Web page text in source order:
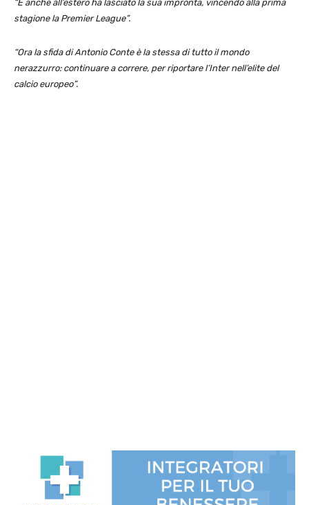
“E anche all’estero ha lasciato la sua impronta, vincendo alla prima
stagione la Premier League”.
“Ora la sfida di Antonio Conte è la stessa di tutto il mondo
nerazzurro: continuare a correre, per riportare l’Inter nell’elite del
calcio europeo”.